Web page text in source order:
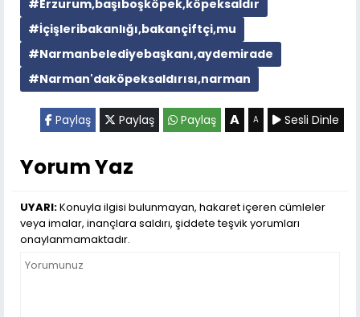
#Erzurum,başıboşköpek,köpeksaldır
#İçişleribakanlığı,bakançiftçi,mu
#Narmanbelediyebaşkanı,aydemirade
#Narman'daköpeksaldırısı,narman
Paylaş Paylaş Paylaş A A Sesli Dinle
Yorum Yaz
UYARI:Konuyla ilgisi bulunmayan, hakaret içeren cümleler
veya imalar, inançlara saldırı, şiddete teşvik yorumları
onaylanmamaktadır.